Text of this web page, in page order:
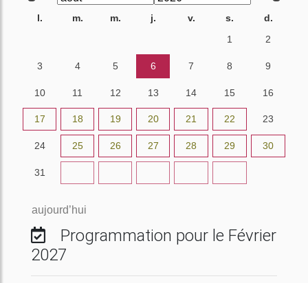
l. m. m. j. v. s.
d.
1 2
3 4 5 6 7 8 9
10 11 12 13 14 15 16
17 18 19 20 21 22 23
24 25 26 27 28 29 30
31
aujourd’hui
Programmation pour le Février
2027